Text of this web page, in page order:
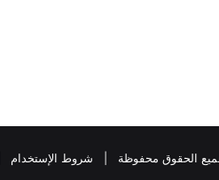
شروط الإستخدام